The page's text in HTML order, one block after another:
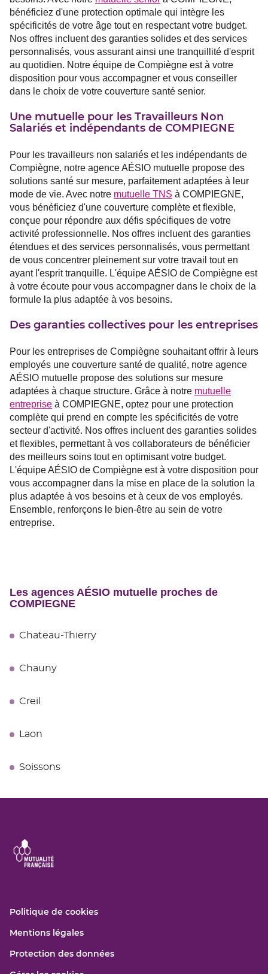
bénéficiez d'une protection optimale qui intègre les
spécificités de votre âge tout en respectant votre budget.
Nos offres incluent des garanties solides et des services
personnalisés, vous assurant ainsi une tranquillité d'esprit
au quotidien. Notre équipe de Compiègne est à votre
disposition pour vous accompagner et vous conseiller
dans le choix de votre couverture santé senior.
Une mutuelle pour les Travailleurs Non
Salariés et indépendants de COMPIEGNE
Pour les travailleurs non salariés et les indépendants de
Compiègne, notre agence AÉSIO mutuelle propose des
solutions santé sur mesure, parfaitement adaptées à leur
mode de vie. Avec notre mutuelle TNS à COMPIEGNE,
vous bénéficiez d'une couverture complète et flexible,
conçue pour répondre aux défis spécifiques de votre
activité professionnelle. Nos offres incluent des garanties
étendues et des services personnalisés, vous permettant
de vous concentrer pleinement sur votre travail tout en
ayant l'esprit tranquille. L'équipe AÉSIO de Compiègne est
à votre écoute pour vous accompagner dans le choix de la
formule la plus adaptée à vos besoins.
Des garanties collectives pour les entreprises
Pour les entreprises de Compiègne souhaitant offrir à leurs
employés une couverture santé de qualité, notre agence
AÉSIO mutuelle propose des solutions sur mesure
adaptées à chaque structure. Grâce à notre mutuelle
entreprise à COMPIEGNE, optez pour une protection
complète qui prend en compte les spécificités de votre
secteur d'activité. Nos offres incluent des garanties solides
et flexibles, permettant à vos collaborateurs de bénéficier
des meilleurs soins tout en optimisant votre budget.
L'équipe AÉSIO de Compiègne est à votre disposition pour
vous accompagner dans la mise en place de la solution la
plus adaptée à vos besoins et à ceux de vos employés.
Ensemble, renforçons le bien-être au sein de votre
entreprise.
Les agences AÉSIO mutuelle proches de
COMPIEGNE
Chateau-Thierry
Chauny
Creil
Laon
Soissons
Politique de cookies(ouvre
fenêtre)
Mentions légales(ouvre
une
Protection des données(ouvre